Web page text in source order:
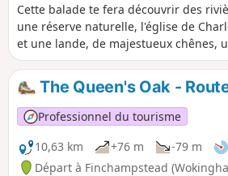
Cette balade te fera découvrir des
une réserve naturelle, l'église de
et une lande, de majestueux chênes,
amateurs de cricket et une église
vue. ⚠️Le passage à niveau menant à
d'Ambarrow Court est désormais fermé
permanente et le Three Castles Path a
traverser la voie ferrée plus au nord.
The Queen's Oak -
Professionnel du tourisme
10,63 km
+76 m -79 m
Départ à Finchampstead